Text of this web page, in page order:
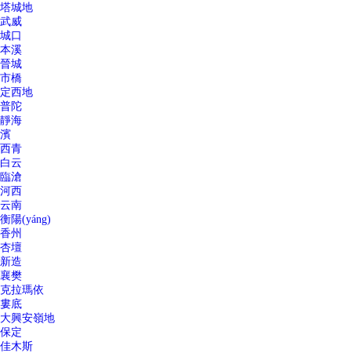
塔城地
武威
城口
本溪
晉城
市橋
定西地
普陀
靜海
濱
西青
白云
臨滄
河西
云南
衡陽(yáng)
香州
杏壇
新造
襄樊
克拉瑪依
婁底
大興安嶺地
保定
佳木斯